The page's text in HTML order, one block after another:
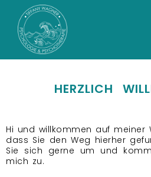
HERZLICH
Hi und willkommen auf meiner
dass Sie den Weg hierher
Sie sich gerne um und
mich zu.